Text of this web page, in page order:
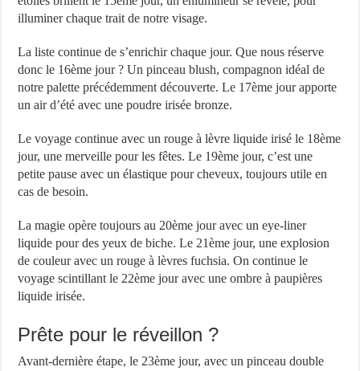
illuminer chaque trait de notre visage.
La liste continue de s’enrichir chaque jour. Que nous réserve
donc le 16ème jour ? Un pinceau blush, compagnon idéal de
notre palette précédemment découverte. Le 17ème jour apporte
un air d’été avec une poudre irisée bronze.
Le voyage continue avec un rouge à lèvre liquide irisé le 18ème
jour, une merveille pour les fêtes. Le 19ème jour, c’est une
petite pause avec un élastique pour cheveux, toujours utile en
cas de besoin.
La magie opère toujours au 20ème jour avec un eye-liner
liquide pour des yeux de biche. Le 21ème jour, une explosion
de couleur avec un rouge à lèvres fuchsia. On continue le
voyage scintillant le 22ème jour avec une ombre à paupières
liquide irisée.
Prête pour le réveillon ?
Avant-dernière étape, le 23ème jour, avec un pinceau double